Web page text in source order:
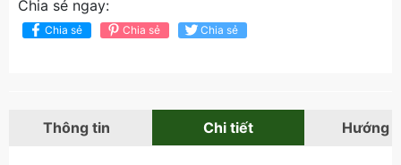
Chia sẻ ngay:
Chia sẻ Chia sẻ Chia sẻ
Thông tin Chi tiết Hướng